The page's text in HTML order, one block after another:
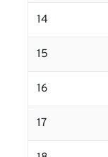
14
15
16
17